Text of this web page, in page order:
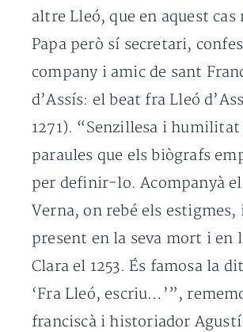
altre Lleó, que en aquest cas
Papa però sí secretari,
company i amic de sant
d’Assís: el beat fra Lleó
1271). “Senzillesa i humilitat
paraules que els biògrafs
per definir-lo. Acompanyà el
Verna, on rebé els estigmes,
present en la seva mort i en
Clara el 1253. És famosa la
‘Fra Lleó, escriu…’”,
franciscà i historiador Agustí